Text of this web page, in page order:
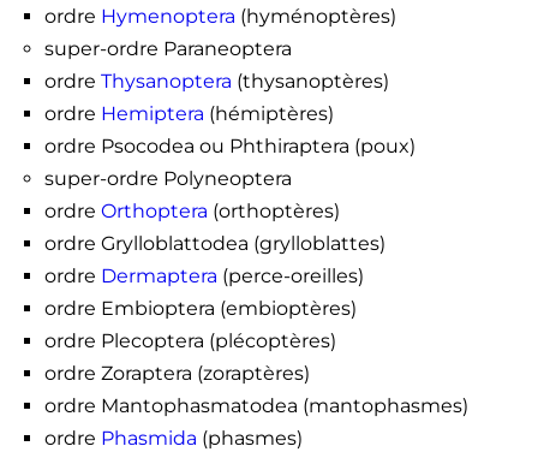
ordre Hymenoptera (hyménoptères)
super-ordre Paraneoptera
ordre Thysanoptera (thysanoptères)
ordre Hemiptera (hémiptères)
ordre Psocodea ou Phthiraptera (poux)
super-ordre Polyneoptera
ordre Orthoptera (orthoptères)
ordre Grylloblattodea (grylloblattes)
ordre Dermaptera (perce-oreilles)
ordre Embioptera (embioptères)
ordre Plecoptera (plécoptères)
ordre Zoraptera (zoraptères)
ordre Mantophasmatodea (mantophasmes)
ordre Phasmida (phasmes)